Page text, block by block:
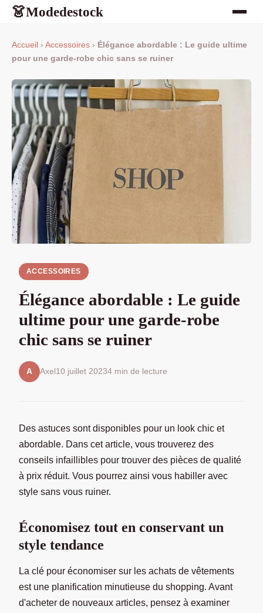
👗Modedestock
Accueil › Accessoires › Élégance abordable : Le guide ultime
pour une garde-robe chic sans se ruiner
ACCESSOIRES
Élégance abordable : Le guide
ultime pour une garde-robe
chic sans se ruiner
A Axel10 juillet 20234 min de lecture
Des astuces sont disponibles pour un look chic et
abordable. Dans cet article, vous trouverez des
conseils infaillibles pour trouver des pièces de qualité
à prix réduit. Vous pourrez ainsi vous habiller avec
style sans vous ruiner.
Économisez tout en conservant un
style tendance
La clé pour économiser sur les achats de vêtements
est une planification minutieuse du shopping. Avant
d'acheter de nouveaux articles, pensez à examiner